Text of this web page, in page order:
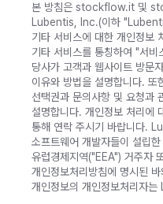
본 방침은 stockflow.it 및
Lubentis, Inc.(이하
기타 서비스에 대한 개인정보
기타 서비스를 통칭하여 "서
당사가 고객과 웹사이트 방문
이유와 방법을 설명합니다. 또
선택권과 문의사항 및 요청과
설명합니다. 개인정보 처리에
통해 연락 주시기 바랍니다.
소프트웨어 개발자들이 설립
유럽경제지역("EEA") 거주자
개인정보처리방침에 명시된
개인정보의 개인정보처리자